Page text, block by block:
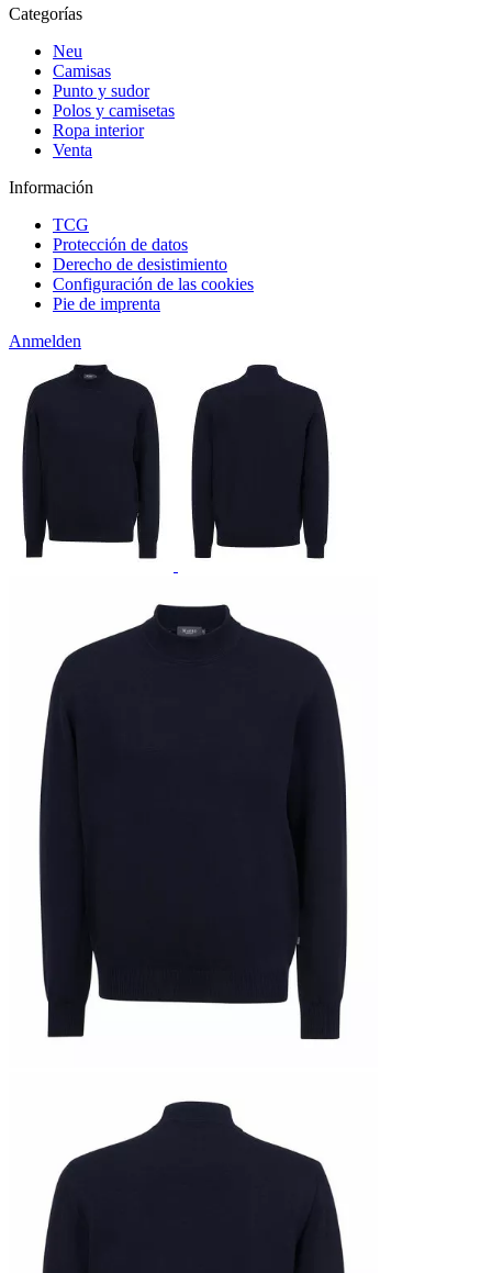
Categorías
Neu
Camisas
Punto y sudor
Polos y camisetas
Ropa interior
Venta
Información
TCG
Protección de datos
Derecho de desistimiento
Configuración de las cookies
Pie de imprenta
Anmelden